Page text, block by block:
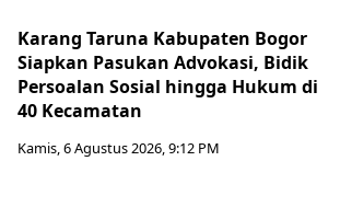
Karang Taruna Kabupaten Bogor
Siapkan Pasukan Advokasi, Bidik
Persoalan Sosial hingga Hukum di
40 Kecamatan
Kamis, 6 Agustus 2026, 9:12 PM